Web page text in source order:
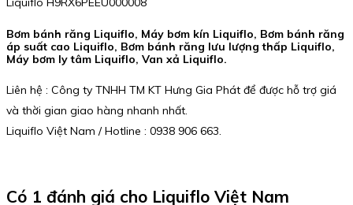
Bơm bánh răng Liquiflo, Máy bơm kín Liquiflo, Bơm bánh răng
áp suất cao Liquiflo, Bơm bánh răng lưu lượng thấp Liquiflo,
Máy bơm ly tâm Liquiflo, Van xả Liquiflo.
Liên hệ : Công ty TNHH TM KT Hưng Gia Phát để được hỗ trợ giá
và thời gian giao hàng nhanh nhất.
Liquiflo Việt Nam / Hotline : 0938 906 663.
Có 1 đánh giá cho Liquiflo Việt Nam